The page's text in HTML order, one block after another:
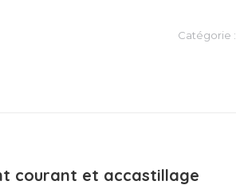
Catégorie :
courant et accastillage